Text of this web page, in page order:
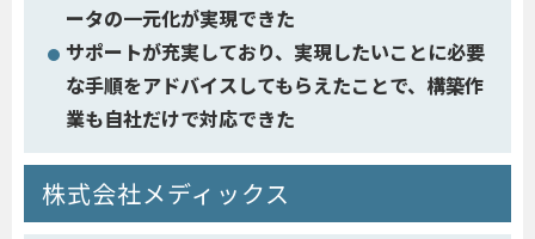
ータの一元化が実現できた
サポートが充実しており、実現したいことに必要
な手順をアドバイスしてもらえたことで、構築作
業も自社だけで対応できた
株式会社メディックス